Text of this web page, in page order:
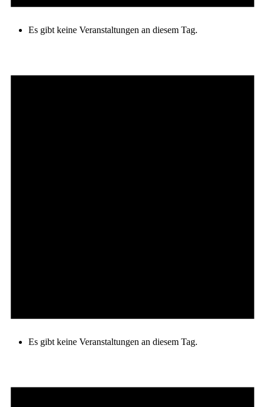
Es gibt keine Veranstaltungen an diesem Tag.
Es gibt keine Veranstaltungen an diesem Tag.